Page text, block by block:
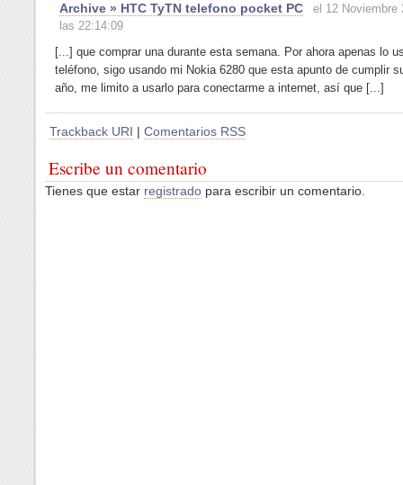
Archive » HTC TyTN telefono pocket PC
el 12 Noviembre
las 22:14:09
[...] que comprar una durante esta semana. Por ahora apenas lo
teléfono, sigo usando mi Nokia 6280 que esta apunto de cumplir
año, me limito a usarlo para conectarme a internet, así que [...]
Trackback URI | Comentarios RSS
Escribe un comentario
Tienes que estar registrado para escribir un comentario.